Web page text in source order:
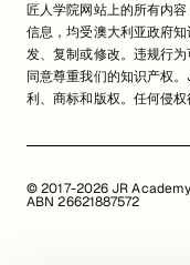
匠人学院网站上的所有内
信息，均受澳大利亚政府
发、复制或修改。违规行
同意尊重我们的知识产权
利、商标和版权。任何侵
© 2017-2026 JR
ABN 26621887572